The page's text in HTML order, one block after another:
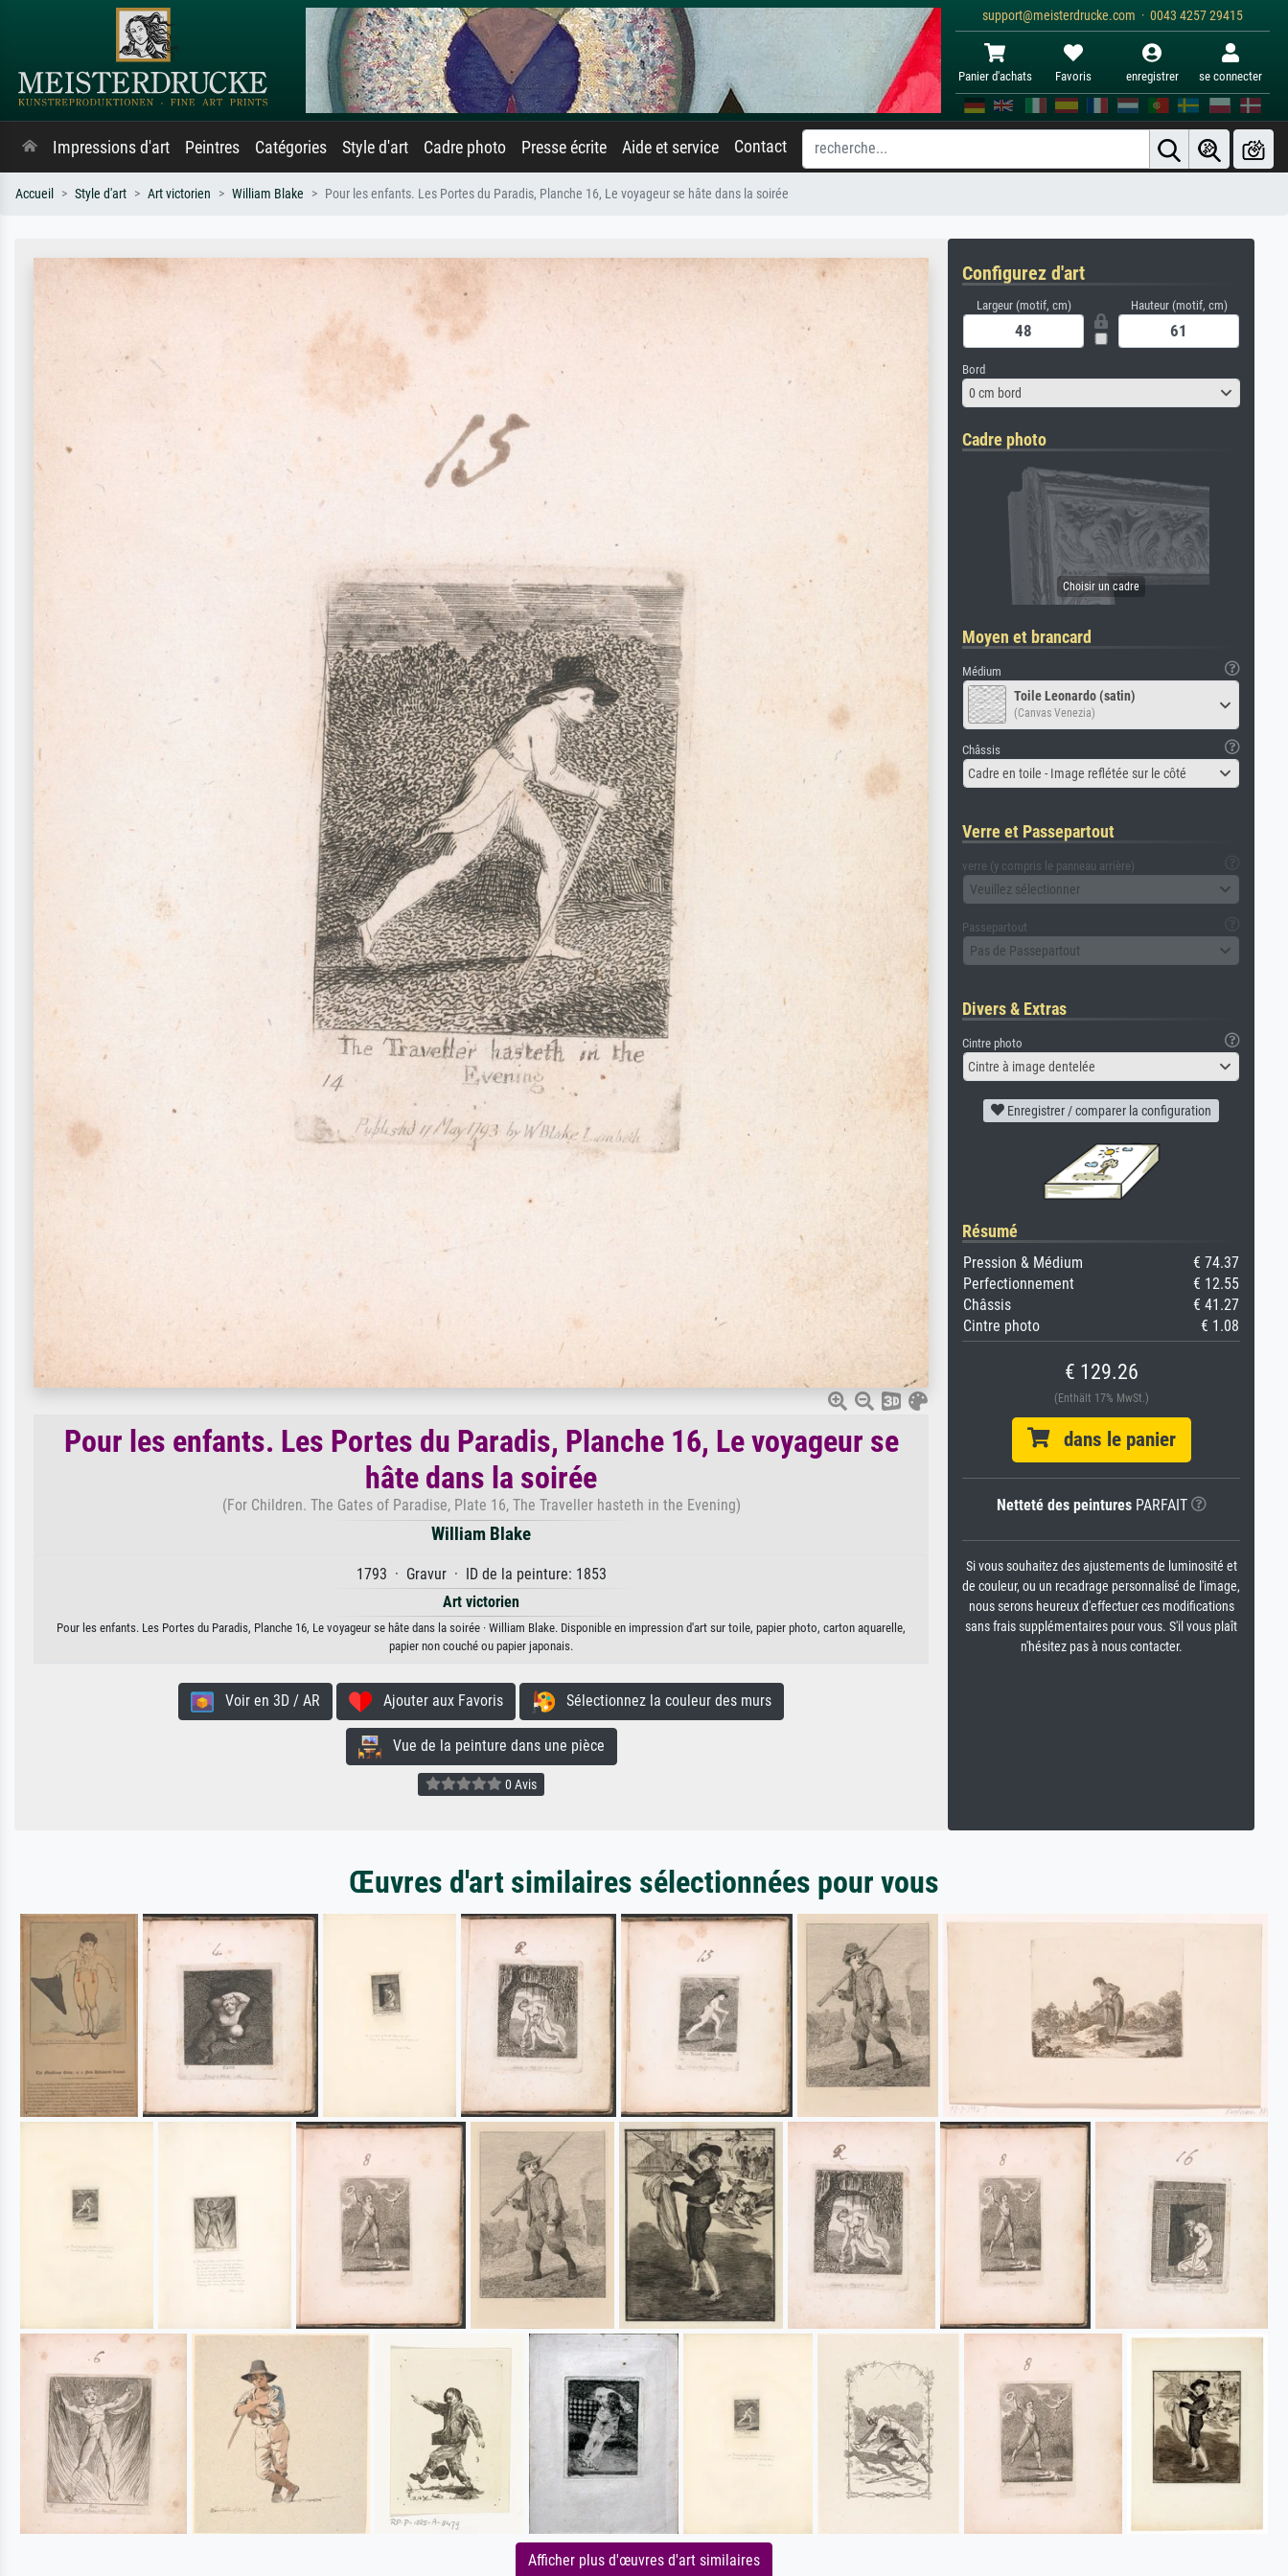
support@meisterdrucke.com · 0043 4257 29415
Panier d'achats Favoris enregistrer se connecter
Impressions d'art Peintres Catégories Style d'art Cadre photo Presse écrite Aide et service Contact
Accueil Style d'art Art victorien William Blake Pour les enfants. Les Portes du Paradis, Planche 16, Le voyageur se hâte dans la soirée
Pour les enfants. Les Portes du Paradis, Planche 16, Le voyageur se
hâte dans la soirée
(For Children. The Gates of Paradise, Plate 16, The Traveller hasteth in the Evening)
William Blake
1793 · Gravur · ID de la peinture: 1853
Art victorien
Pour les enfants. Les Portes du Paradis, Planche 16, Le voyageur se hâte dans la soirée · William Blake. Disponible en impression d'art sur toile, papier photo, carton aquarelle,
papier non couché ou papier japonais.
Voir en 3D / AR Ajouter aux Favoris Sélectionnez la couleur des murs
Vue de la peinture dans une pièce
0 Avis
Configurez d'art
Largeur (motif, cm) Hauteur (motif, cm)
Bord
0 cm bord
Cadre photo
Moyen et brancard
Médium
Toile Leonardo (satin)
(Canvas Venezia)
Châssis
Cadre en toile - Image reflétée sur le côté
Verre et Passepartout
verre (y compris le panneau arrière)
Veuillez sélectionner
Passepartout
Pas de Passepartout
Divers & Extras
Cintre photo
Cintre à image dentelée
Enregistrer / comparer la configuration
Résumé
Pression & Médium
€ 74.37
Perfectionnement
€ 12.55
Châssis
€ 41.27
Cintre photo
€ 1.08
€ 129.26
(Enthält 17% MwSt.)
dans le panier
Netteté des peinturesPARFAIT
Si vous souhaitez des ajustements de luminosité et
de couleur, ou un recadrage personnalisé de l'image,
nous serons heureux d'effectuer ces modifications
sans frais supplémentaires pour vous. S'il vous plaît
n'hésitez pas à nous contacter.
Œuvres d'art similaires sélectionnées pour vous
Afficher plus d'œuvres d'art similaires